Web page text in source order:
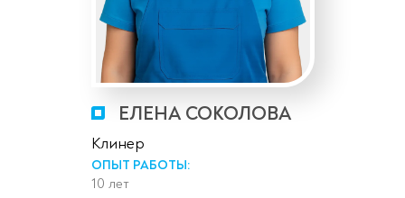
ЕЛЕНА СОКОЛОВА
Клинер
ОПЫТ РАБОТЫ:
10 лет